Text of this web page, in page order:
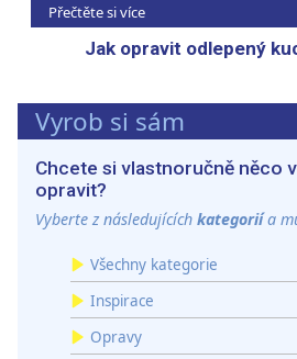
Přečtěte si více
Jak opravit odlepený
Vyrob si sám
Chcete si vlastnoručně něco
opravit?
Vyberte z následujících kategoriía
Všechny kategorie
Inspirace
Opravy